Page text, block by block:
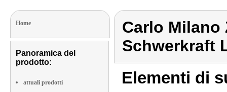
Home
Panoramica del
prodotto:
attuali prodotti
Carlo Milano
Schwerkraft
Elementi di